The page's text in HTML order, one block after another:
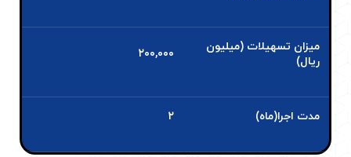
میزان تسهیلات (میلیون
ریال)
۲۰۰,۰۰۰
مدت اجرا(ماه) ۲